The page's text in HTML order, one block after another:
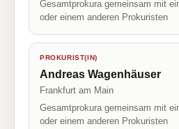
Gesamtprokura gemeinsam mit
oder einem anderen Prokuristen
PROKURIST(IN)
Andreas Wagenhäuser
Frankfurt am Main
Gesamtprokura gemeinsam mit
oder einem anderen Prokuristen